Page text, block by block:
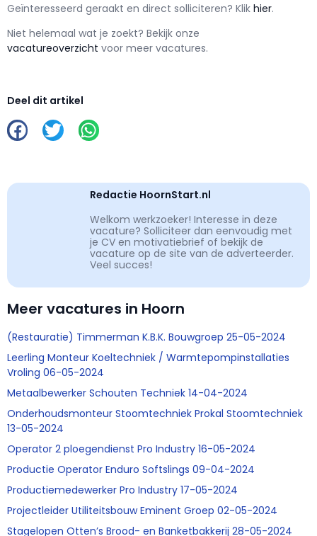
Geïnteresseerd geraakt en direct solliciteren? Klik hier.
Niet helemaal wat je zoekt? Bekijk onze
vacatureoverzicht voor meer vacatures.
Deel dit artikel
Redactie HoornStart.nl
Welkom werkzoeker! Interesse in deze
vacature? Solliciteer dan eenvoudig met
je CV en motivatiebrief of bekijk de
vacature op de site van de adverteerder.
Veel succes!
Meer vacatures in Hoorn
(Restauratie) Timmerman K.B.K. Bouwgroep 25-05-2024
Leerling Monteur Koeltechniek / Warmtepompinstallaties
Vroling 06-05-2024
Metaalbewerker Schouten Techniek 14-04-2024
Onderhoudsmonteur Stoomtechniek Prokal Stoomtechniek
13-05-2024
Operator 2 ploegendienst Pro Industry 16-05-2024
Productie Operator Enduro Softslings 09-04-2024
Productiemedewerker Pro Industry 17-05-2024
Projectleider Utiliteitsbouw Eminent Groep 02-05-2024
Stagelopen Otten’s Brood- en Banketbakkerij 28-05-2024